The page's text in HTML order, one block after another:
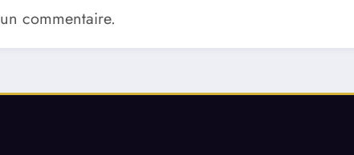
commentaire.